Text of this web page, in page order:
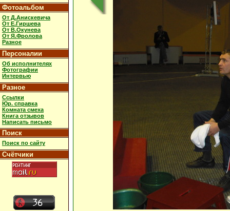
Фотоальбом
От Д.Анискевича
От Е.Гиршева
От В.Окунева
От Я.Фролова
Разное
Персоналии
Об исполнителях
Фотографии
Интервью
Разное
Ссылки
Юр. справка
Комната смеха
Книга отзывов
Написать письмо
Поиск
Поиск по сайту
Счётчики